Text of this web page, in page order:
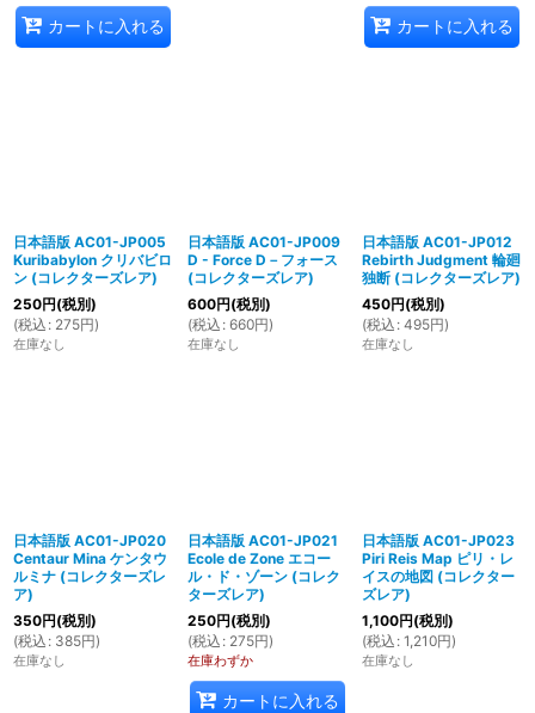
カートに入れる カートに入れる
日本語版 AC01-JP005
Kuribabylon クリバビロ
ン (コレクターズレア)
250円(税別)
(税込 : 275円)
在庫なし
日本語版 AC01-JP009
D - Force D－フォース
(コレクターズレア)
600円(税別)
(税込 : 660円)
在庫なし
日本語版 AC01-JP012
Rebirth Judgment 輪廻
独断 (コレクターズレア)
450円(税別)
(税込 : 495円)
在庫なし
日本語版 AC01-JP020
Centaur Mina ケンタウ
ルミナ (コレクターズレ
ア)
350円(税別)
(税込 : 385円)
在庫なし
日本語版 AC01-JP021
Ecole de Zone エコー
ル・ド・ゾーン (コレク
ターズレア)
250円(税別)
(税込 : 275円)
在庫わずか
カートに入れる
日本語版 AC01-JP023
Piri Reis Map ピリ・レ
イスの地図 (コレクター
ズレア)
1,100円(税別)
(税込 : 1,210円)
在庫なし